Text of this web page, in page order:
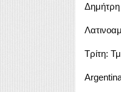
Τρίτη: